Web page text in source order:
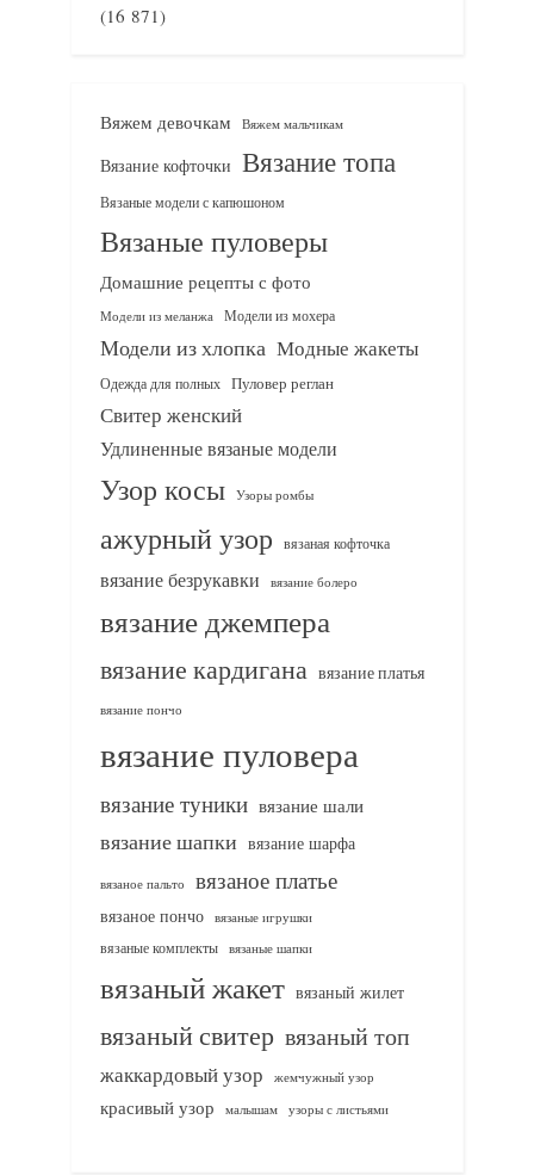
(16 871)
Вяжем девочкам Вяжем мальчикам
Вязание кофточки Вязание топа
Вязаные модели с капюшоном
Вязаные пуловеры
Домашние рецепты с фото
Модели из меланжа Модели из мохера
Модели из хлопка Модные жакеты
Одежда для полных Пуловер реглан
Свитер женский
Удлиненные вязаные модели
Узор косы Узоры ромбы
ажурный узор вязаная кофточка
вязание безрукавки вязание болеро
вязание джемпера
вязание кардигана вязание платья
вязание пончо
вязание пуловера
вязание туники вязание шали
вязание шапки вязание шарфа
вязаное пальто вязаное платье
вязаное пончо вязаные игрушки
вязаные комплекты
вязаные шапки
вязаный жакет вязаный жилет
вязаный свитер вязаный топ
жаккардовый узор жемчужный узор
красивый узор малышам узоры с листьями